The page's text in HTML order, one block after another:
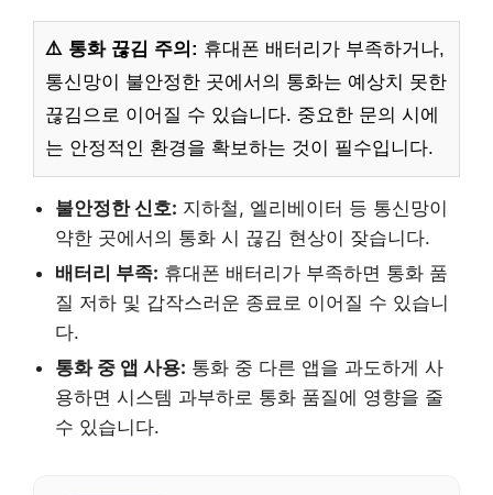
⚠️ 통화 끊김 주의: 휴대폰 배터리가 부족하거나,
통신망이 불안정한 곳에서의 통화는 예상치 못한
끊김으로 이어질 수 있습니다. 중요한 문의 시에
는 안정적인 환경을 확보하는 것이 필수입니다.
불안정한 신호: 지하철, 엘리베이터 등 통신망이
약한 곳에서의 통화 시 끊김 현상이 잦습니다.
배터리 부족: 휴대폰 배터리가 부족하면 통화 품
질 저하 및 갑작스러운 종료로 이어질 수 있습니
다.
통화 중 앱 사용: 통화 중 다른 앱을 과도하게 사
용하면 시스템 과부하로 통화 품질에 영향을 줄
수 있습니다.